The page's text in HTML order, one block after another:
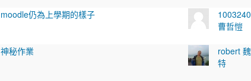
moodle仍為上學期的樣子
曹哲愷
神秘作業
robert
特